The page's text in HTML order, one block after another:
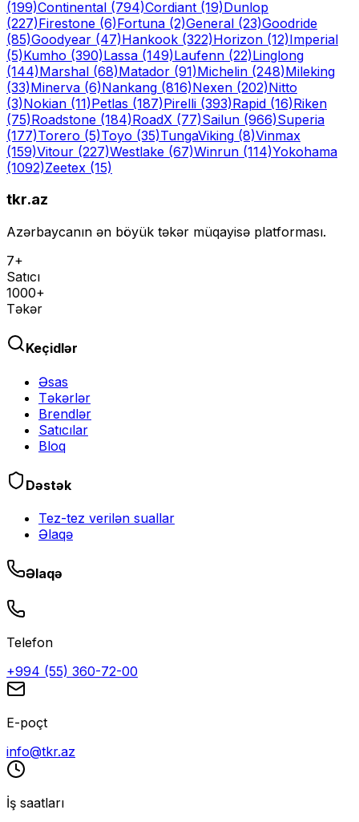
(199)Continental (794)Cordiant (19)Dunlop
(227)Firestone (6)Fortuna (2)General (23)Goodride
(85)Goodyear (47)Hankook (322)Horizon (12)Imperial
(5)Kumho (390)Lassa (149)Laufenn (22)Linglong
(144)Marshal (68)Matador (91)Michelin (248)Mileking
(33)Minerva (6)Nankang (816)Nexen (202)Nitto
(3)Nokian (11)Petlas (187)Pirelli (393)Rapid (16)Riken
(75)Roadstone (184)RoadX (77)Sailun (966)Superia
(177)Torero (5)Toyo (35)TungaViking (8)Vinmax
(159)Vitour (227)Westlake (67)Winrun (114)Yokohama
(1092)Zeetex (15)
tkr.az
Azərbaycanın ən böyük təkər müqayisə platforması.
7+
Satıcı
1000+
Təkər
Keçidlər
Əsas
Təkərlər
Brendlər
Satıcılar
Bloq
Dəstək
Tez-tez verilən suallar
Əlaqə
Əlaqə
Telefon
+994 (55) 360-72-00
E-poçt
info@tkr.az
İş saatları